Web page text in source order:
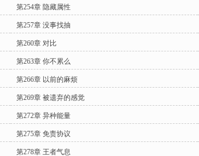
第254章 隐藏属性
第257章 没事找抽
第260章 对比
第263章 你不累么
第266章 以前的麻烦
第269章 被遗弃的感觉
第272章 异种能量
第275章 免责协议
第278章 王者气息